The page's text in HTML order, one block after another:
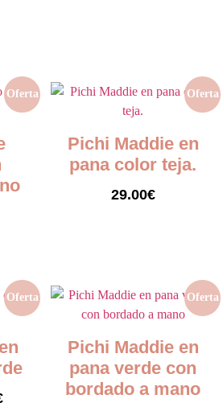
Oferta Oferta
Pichi Maddie en
pana color teja.
29.00€
Oferta Oferta
Pichi Maddie en
pana verde con
bordado a mano